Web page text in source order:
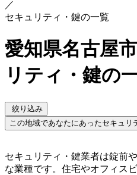
／
セキュリティ・鍵の一覧
愛知県名古屋
リティ・鍵の
絞り込み
この地域であなたにあったセキュリ
セキュリティ・鍵業者は錠前
な業種です。住宅やオフィス